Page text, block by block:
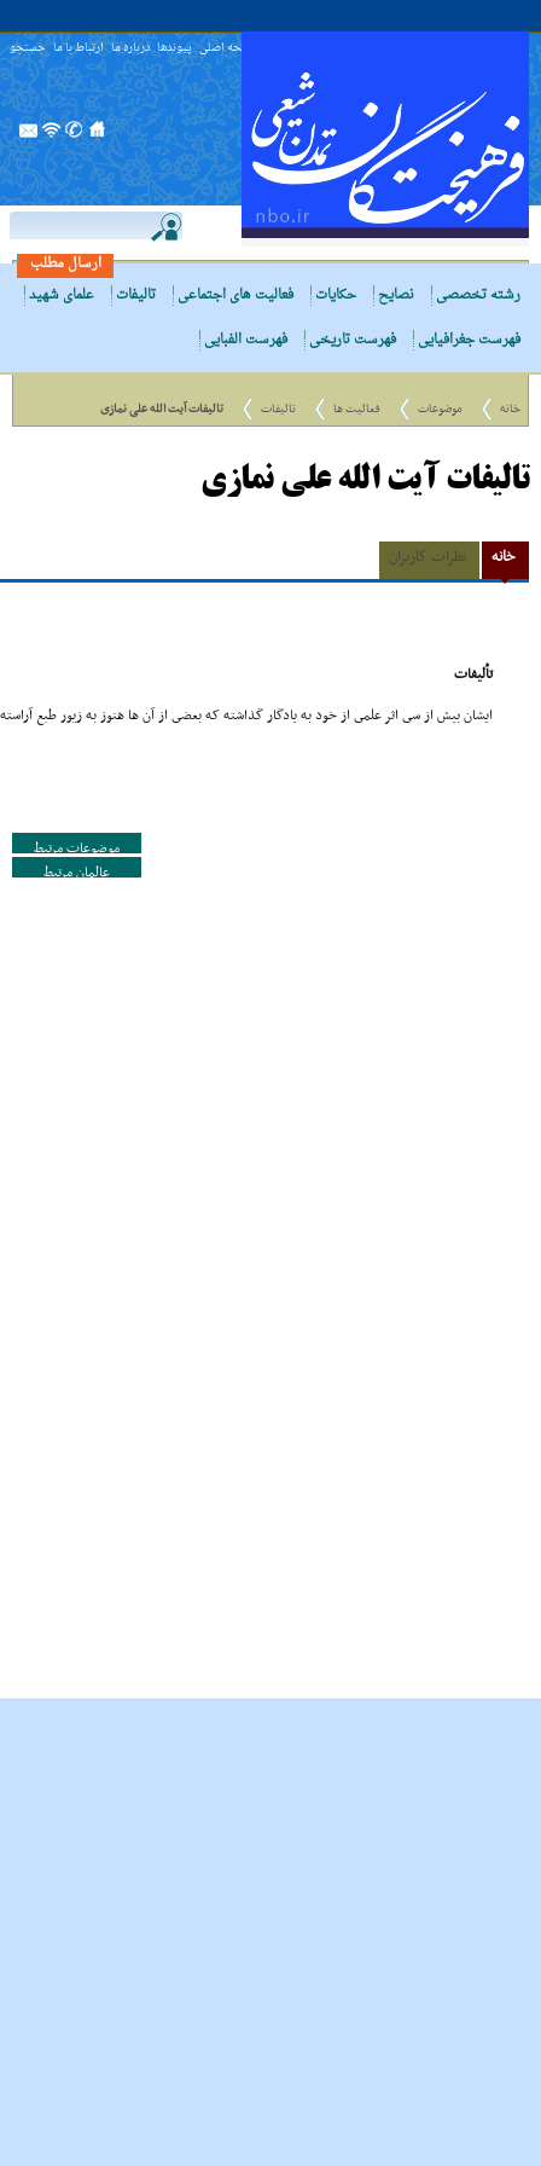
صفحه اصلی پیوندها درباره ما ارتباط با ما جستجو
ارسال مطلب
رشته تخصصی
نصایح حکایات فعالیت های اجتماعی تالیفات
علمای شهید
فهرست جغرافیایی
فهرست تاریخی فهرست الفبایی
خانه موضوعات فعالیت ها تالیفات تالیفات آیت الله علی نمازی
تالیفات آیت الله علی نمازی
خانه نظرات کاربران
تألیفات
ایشان بیش از سى اثر علمى از خود به یادگار گذاشته که بعضى از آن ها هنوز به زیور طبع
موضوعات مرتبط
عالمان مرتبط